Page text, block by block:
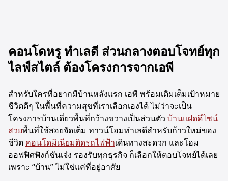
คอนโดหรู ทำเลดี ส่วนกลางตอบโจทย์ทุก
ไลฟ์สไตล์ ต้องโครงการจากเอพี
สำหรับใครที่อยากมีบ้านหลังแรก เอพี พร้อมเติมเต็มเป้าหมาย
ชีวิตดีๆ ในพื้นที่ความสุขที่เราเลือกเองได้ ไม่ว่าจะเป็น
โครงการบ้านเดี่ยวพื้นที่กว้างขวางเป็นส่วนตัว บ้านแฝดดีไซน์
สวยพื้นที่ใช้สอยจัดเต็ม ทาวน์โฮมทำเลดีสำหรับก้าวใหม่ของ
ชีวิต คอนโดมิเนียมติดรถไฟฟ้าเดินทางสะดวก และโฮม
ออฟฟิศฟังก์ชันเจ๋ง รองรับทุกธุรกิจ ก็เลือกให้ตอบโจทย์ได้เลย
เพราะ “บ้าน” ไม่ใช่แค่ที่อยู่อาศัย